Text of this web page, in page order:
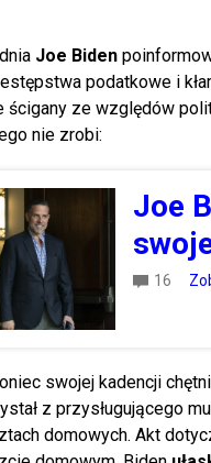
Joe Biden
podatkowe i
ze względów
nie zrobi:
Joe
16
swojej kadencji
z przysługującego
domowych. Akt